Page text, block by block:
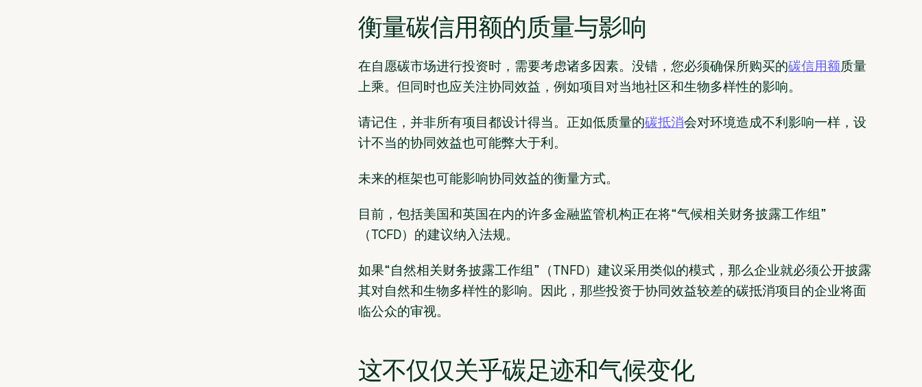
衡量碳信用额的质量与影响
在自愿碳市场进行投资时，需要考虑诸多因素。没错，您必须确保所购买的碳信用额 质量
上乘。但同时也应关注协同效益，例如项目对当地社区和生物多样性的影响。
请记住，并非所有项目都设计得当。正如低质量的碳抵消会对环境造成不利影响一样，设
计不当的协同效益也可能弊大于利。
未来的框架也可能影响协同效益的衡量方式。
目前，包括美国和英国在内的许多金融监管机构正在将“气候相关财务披露工作组”
（TCFD）的建议纳入法规。
如果“自然相关财务披露工作组”（TNFD）建议采用类似的模式，那么企业就必须公开披露
其对自然和生物多样性的影响。因此，那些投资于协同效益较差的碳抵消项目的企业将面
临公众的审视。
这不仅仅关乎碳足迹和气候变化